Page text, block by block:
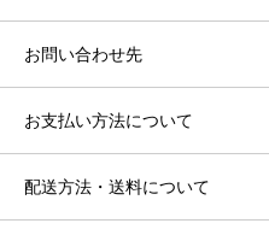
お問い合わせ先
お支払い方法について
配送方法・送料について